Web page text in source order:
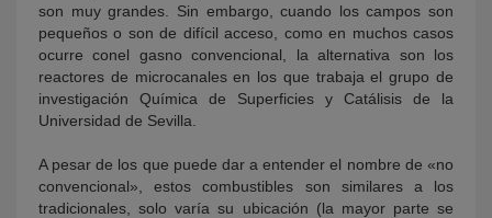
son muy grandes. Sin embargo, cuando los campos son
pequeños o son de difícil acceso, como en muchos casos
ocurre conel gasno convencional, la alternativa son los
reactores de microcanales en los que trabaja el grupo de
investigación Química de Superficies y Catálisis de la
Universidad de Sevilla.
A pesar de los que puede dar a entender el nombre de «no
convencional», estos combustibles son similares a los
tradicionales, solo varía su ubicación (la mayor parte se